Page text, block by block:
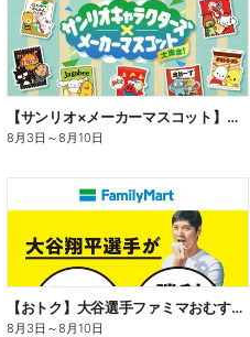
【サンリオ×メーカーマスコット】オリジナルグッズ貰える!
8月3日 ～8月10日
【おトク】大谷選手ファミマおむすび割
8月3日 ～8月10日